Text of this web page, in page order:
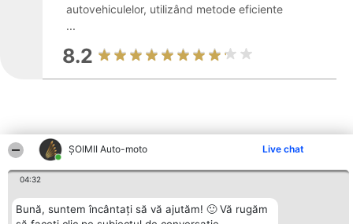
ȘOIMII Auto-moto Live chat
04:32
Bună, suntem încântați să vă ajutăm! 🙂 Vă rugăm
autovehiculelor, utilizând metode eficiente
...
8.2
Alte firme din zonă
Organizator Ranking Plebiscyt Contact